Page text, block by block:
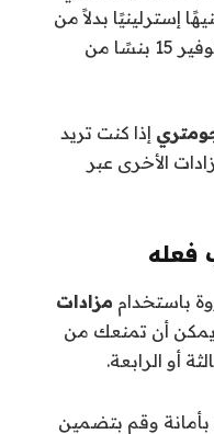
سعر القائمة البالغ 14.99 جنيهًا إسترلينيًا بدلاً من
البدء بـ 15.00 جنيهًا إسترلينيًا إلى توفير 15 بنسًا من
إذا كنت تريد
الأخرى عبر
فعله
باستخدام مزادات
يمكن أن تمنعك من
أو الرابعة.
وقم بتضمين